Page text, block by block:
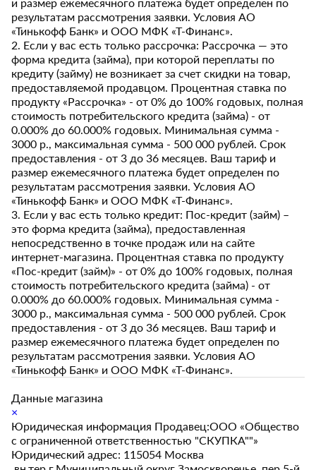
результатам рассмотрения заявки. Условия АО
«Тинькофф Банк» и ООО МФК «Т-Финанс».
2. Если у вас есть только рассрочка: Рассрочка — это
форма кредита (займа), при которой переплаты по
кредиту (займу) не возникает за счет скидки на товар,
предоставляемой продавцом. Процентная ставка по
продукту «Рассрочка» - от 0% до 100% годовых, полная
стоимость потребительского кредита (займа) - от
0.000% до 60.000% годовых. Минимальная сумма -
3000 р., максимальная сумма - 500 000 рублей. Срок
предоставления - от 3 до 36 месяцев. Ваш тариф и
размер ежемесячного платежа будет определен по
результатам рассмотрения заявки. Условия АО
«Тинькофф Банк» и ООО МФК «Т-Финанс».
3. Если у вас есть только кредит: Пос-кредит (займ) –
это форма кредита (займа), предоставленная
непосредственно в точке продаж или на сайте
интернет-магазина. Процентная ставка по продукту
«Пос-кредит (займ)» - от 0% до 100% годовых, полная
стоимость потребительского кредита (займа) - от
0.000% до 60.000% годовых. Минимальная сумма -
3000 р., максимальная сумма - 500 000 рублей. Срок
предоставления - от 3 до 36 месяцев. Ваш тариф и
размер ежемесячного платежа будет определен по
результатам рассмотрения заявки. Условия АО
«Тинькофф Банк» и ООО МФК «Т-Финанс».
Данные магазина
×
Юридическая информация Продавец:ООО «Общество
с ограниченной ответственностью "СКУПКА""»
Юридический адрес: 115054 Москва